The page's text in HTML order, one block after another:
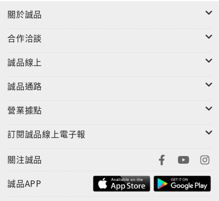
在千鏡湖畔度過的，是什麼樣的一個秋季呢？
讓永世傳頌的小故事，與您一同遊歷這趟奇幻旅程：
「一旦離巢，就形同與過去切斷了所有聯繫；想要追求
嶄新的生活，就必須割捨過去所擁有的。」
一同體會離巢少雛的複雜心路，
重溫離家片刻，心底的千絲萬縷
但是啊，傻，是不需要理由的；愛一個人，是不需要理
面對雨季的漂泊者，漫長到幾近永恆的等待
那枚繫在她巢門的飛羽，代表的究竟是？
關於誠品
合作洽談
誠品線上
誠品通路
營業據點
訂閱誠品線上電子報
關注誠品
誠品APP